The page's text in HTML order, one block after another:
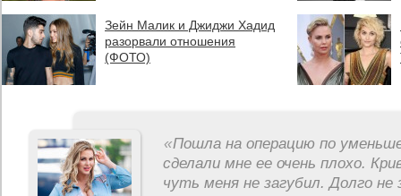
Зейн Малик и Джиджи Хадид
разорвали отношения
(ФОТО)
«Пошла на операцию по
сделали мне ее очень плохо.
чуть меня не загубил. Долго не